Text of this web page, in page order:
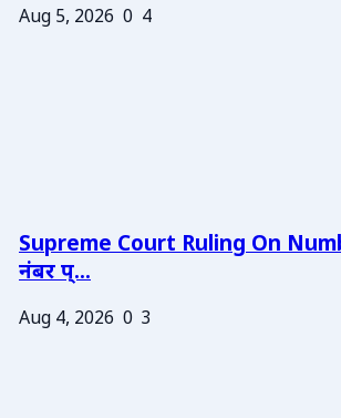
Aug 5, 2026 0 4
Supreme Court Ruling On
नंबर प्...
Aug 4, 2026 0 3